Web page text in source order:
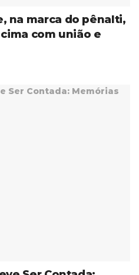
na marca do pênalti,
com união e